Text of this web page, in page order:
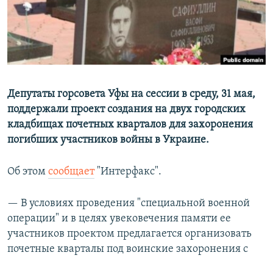
СОЦИАЛЬНЫЕ СЕТИ
Все сайты РСЕ/РС
Депутаты горсовета Уфы на сессии в среду, 31 мая,
поддержали проект создания на двух городских
кладбищах почетных кварталов для захоронения
погибших участников войны в Украине.
Об этом сообщает"Интерфакс".
— В условиях проведения "специальной военной
операции" и в целях увековечения памяти ее
участников проектом предлагается организовать
почетные кварталы под воинские захоронения с